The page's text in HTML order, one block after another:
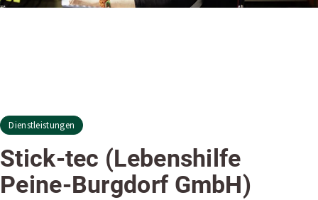
Dienstleistungen
Stick-tec (Lebenshilfe
Peine-Burgdorf GmbH)